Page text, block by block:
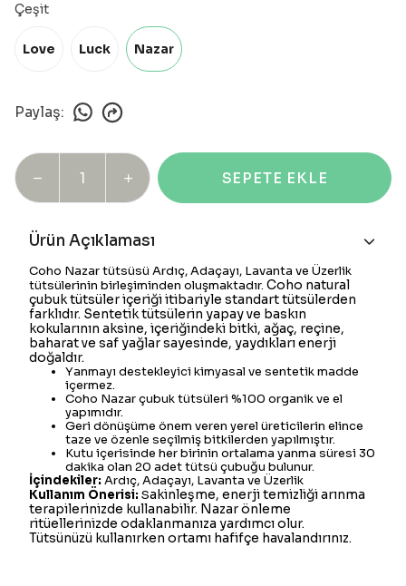
Çeşit
Love Luck Nazar
Paylaş:
SEPETE EKLE
Ürün Açıklaması
Coho Nazar tütsüsü Ardıç, Adaçayı, Lavanta ve Üzerlik
tütsülerinin birleşiminden oluşmaktadır. Coho natural
çubuk tütsüler içeriği itibariyle standart tütsülerden
farklıdır. Sentetik tütsülerin yapay ve baskın
kokularının aksine, içeriğindeki bitki, ağaç, reçine,
baharat ve saf yağlar sayesinde, yaydıkları enerji
doğaldır.
Yanmayı destekleyici kimyasal ve sentetik madde
içermez.
Coho Nazar çubuk tütsüleri %100 organik ve el
yapımıdır.
Geri dönüşüme önem veren yerel üreticilerin elince
taze ve özenle seçilmiş bitkilerden yapılmıştır.
Kutu içerisinde her birinin ortalama yanma süresi 30
dakika olan 20 adet tütsü çubuğu bulunur.
İçindekiler: Ardıç, Adaçayı, Lavanta ve Üzerlik
Kullanım Önerisi: Sakinleşme, enerji temizliği arınma
terapilerinizde kullanabilir. Nazar önleme
ritüellerinizde odaklanmanıza yardımcı olur.
Tütsünüzü kullanırken ortamı hafifçe havalandırınız.